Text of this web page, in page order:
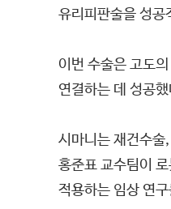
유리피판술을 성공
이번 수술은 고도
연결하는 데 성공
시마니는 재건수술
홍준표 교수팀이
적용하는 임상 연